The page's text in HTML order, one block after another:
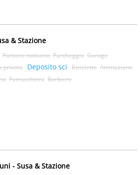
& Stazione
Portiere notturno Parcheggio Garage
privata Deposito sci Biciclette Animazione
Parrucchiera Barbiere
- Susa & Stazione